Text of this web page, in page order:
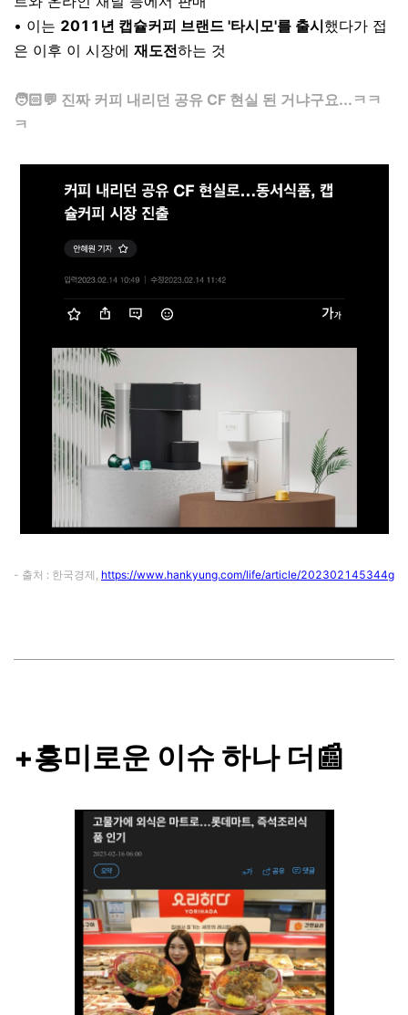
• 이는 2011년 캡슐커피 브랜드 '타시모'를 출시했다가 접
은 이후 이 시장에 재도전하는 것
🧑🏻💬 진짜 커피 내리던 공유 CF 현실 된 거냐구요...ㅋㅋ
ㅋ
- 출처 : 한국경제, https://www.hankyung.com/life/article/202302145344g
+흥미로운 이슈 하나 더📰